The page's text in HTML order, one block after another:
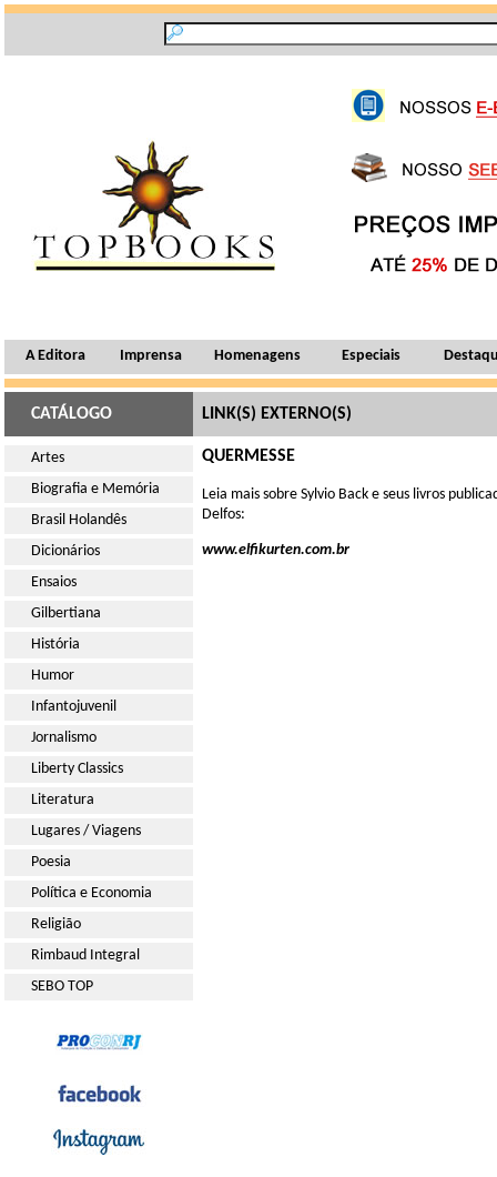
A Editora Imprensa Homenagens Especiais
CATÁLOGO LINK(S) EXTERNO(S)
Artes
Biografia e Memória
Brasil Holandês
Dicionários
Ensaios
Gilbertiana
História
Humor
Infantojuvenil
Jornalismo
Liberty Classics
Literatura
Lugares / Viagens
Poesia
Política e Economia
Religião
Rimbaud Integral
SEBO TOP
QUERMESSE
Leia mais sobre Sylvio Back e seus livros
Delfos:
www.elfikurten.com.br